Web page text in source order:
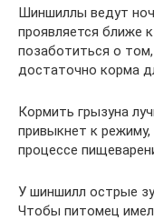
Шиншиллы ведут
проявляется ближе
позаботиться о
достаточно корма
Кормить грызуна
привыкнет к
процессе
У шиншилл острые
Чтобы питомец